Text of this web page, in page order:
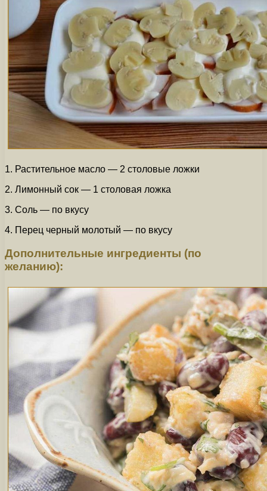
1. Растительное масло — 2 столовые ложки
2. Лимонный сок — 1 столовая ложка
3. Соль — по вкусу
4. Перец черный молотый — по вкусу
Дополнительные ингредиенты (по
желанию):